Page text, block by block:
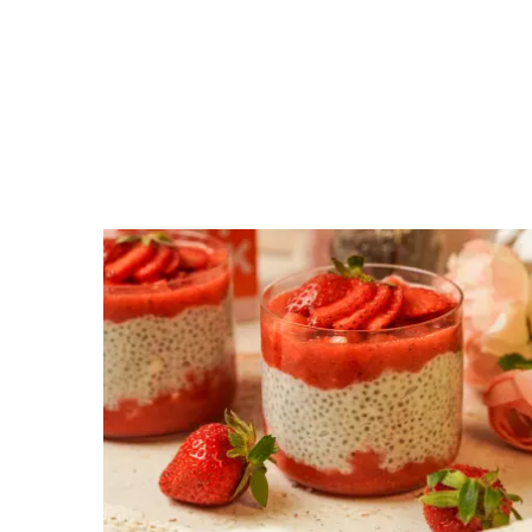
Összesen
A vitamin (RAE):
B6 vitamin:
B12 Vitamin:
E vitamin: